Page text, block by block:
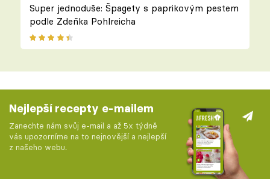
Super jednoduše: Špagety s paprikovým pestem
podle Zdeňka Pohlreicha
Nejlepší recepty e-mailem
Zanechte nám svůj e-mail a až 5x týdně
vás upozorníme na to nejnovější a nejlepší
z našeho webu.